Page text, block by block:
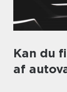
Kan du
af